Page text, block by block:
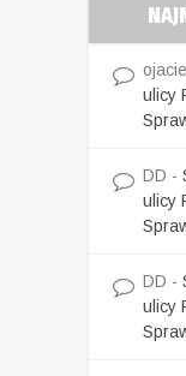
ojacie
ulicy
DD -
ulicy
DD -
ulicy